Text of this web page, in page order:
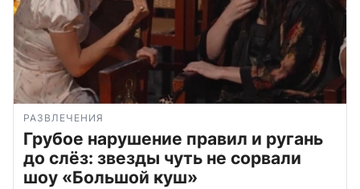
РАЗВЛЕЧЕНИЯ
Грубое нарушение правил и ругань
до слёз: звезды чуть не сорвали
шоу «Большой куш»